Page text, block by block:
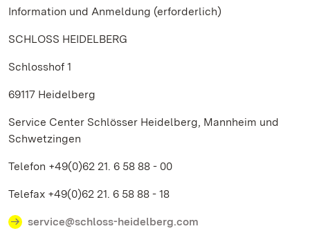
Information und Anmeldung (erforderlich)
SCHLOSS HEIDELBERG
Schlosshof 1
69117 Heidelberg
Service Center Schlösser Heidelberg, Mannheim und
Schwetzingen
Telefon +49(0)62 21. 6 58 88 - 00
Telefax +49(0)62 21. 6 58 88 - 18
service@schloss-heidelberg.com